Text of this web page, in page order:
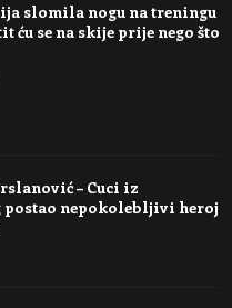
slomila nogu na treningu
ću se na skije prije nego što
– Cuci iz
postao nepokolebljivi heroj